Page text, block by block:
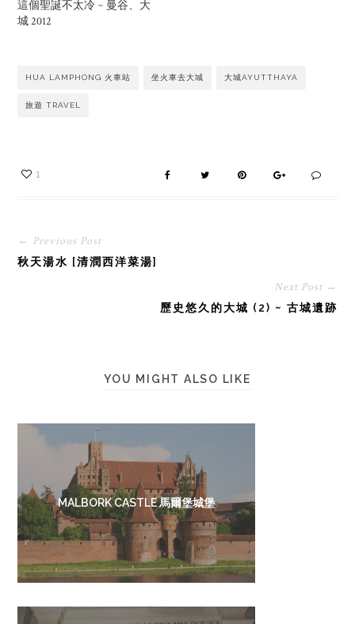
這個聖誕不太冷 ~ 曼谷、大
城 2012
HUA LAMPHONG 火車站 坐火車去大城 大城AYUTTHAYA
旅遊 TRAVEL
1
← Previous Post
秋天湯水 [清潤西洋菜湯]
Next Post →
歷史悠久的大城 (2) ~ 古城遺跡
YOU MIGHT ALSO LIKE
MALBORK CASTLE 馬爾堡城堡